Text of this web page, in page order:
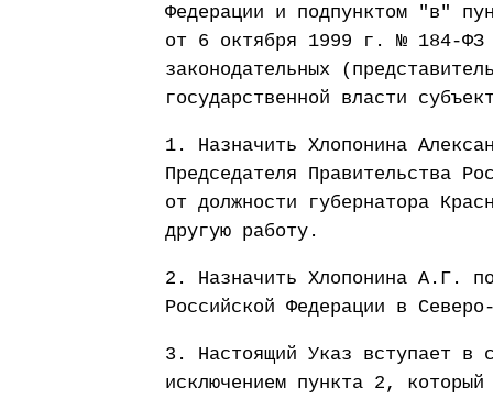
Федерации и подпунктом "в"
от 6 октября 1999 г. № 184-ФЗ
законодательных
государственной власти
1. Назначить Хлопонина
Председателя Правительства
от должности губернатора
другую работу.
2. Назначить Хлопонина А.Г.
Российской Федерации в
3. Настоящий Указ вступает в
исключением пункта 2,